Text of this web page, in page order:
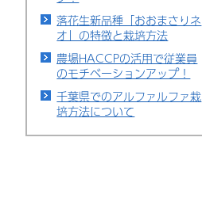
落花生新品種「おおまさりネ
オ」の特徴と栽培方法
農場HACCPの活用で従業員
のモチベーションアップ！
千葉県でのアルファルファ栽
培方法について